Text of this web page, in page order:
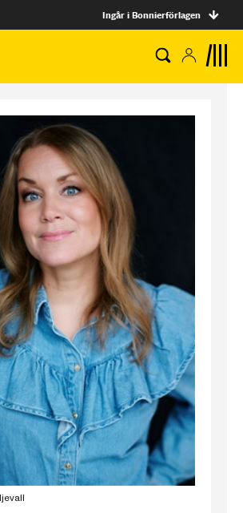
Ingår i Bonnierförlagen